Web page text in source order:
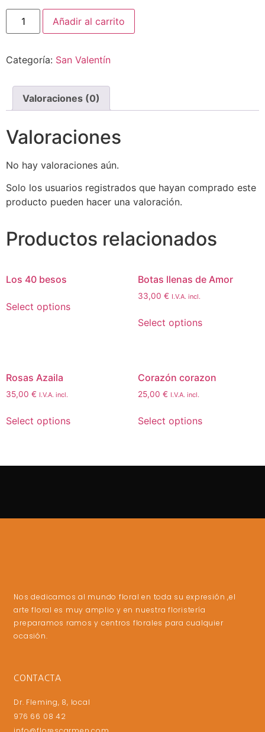
Añadir al carrito
Categoría: San Valentín
Valoraciones (0)
Valoraciones
No hay valoraciones aún.
Solo los usuarios registrados que hayan comprado este
producto pueden hacer una valoración.
Productos relacionados
Los 40 besos
Select options
Botas llenas de Amor
33,00 € I.V.A. incl.
Select options
Rosas Azaila
35,00 € I.V.A. incl.
Select options
Corazón corazon
25,00 € I.V.A. incl.
Select options
Nos dedicamos al mundo floral en toda su expresión ,el
arte floral es muy amplio y en nuestra floristería
preparamos ramos y centros florales para cualquier
ocasión.
CONTACTA
Dr. Fleming, 8, local
976 66 08 42